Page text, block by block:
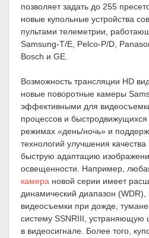
позволяет задать до 255
новые купольные устройства
пультами телеметрии,
Samsung-T/E, Pelco-P/D,
Bosch и GE.
Возможность трансляции HD
новые поворотные камеры
эффективными для
процессов и
режимах «день/ночь» и
технологий улучшения
быструю адаптацию
освещенности. Например,
камера новой серии имеет
динамический диапазон
видеосъемки при дожде,
систему SSNRIII,
в видеосигнале. Более того,